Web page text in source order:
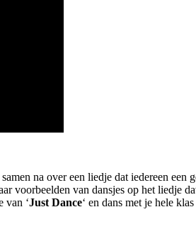
na over een liedje dat iedereen
voorbeelden van dansjes op het liedje
van ‘Just Dance‘ en dans met je hele